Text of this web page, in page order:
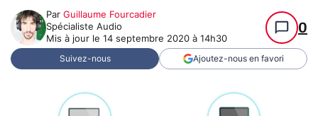
Par Guillaume Fourcadier
Spécialiste Audio
Mis à jour le 14 septembre 2020 à 14h30
0
Suivez-nous Ajoutez-nous en favori